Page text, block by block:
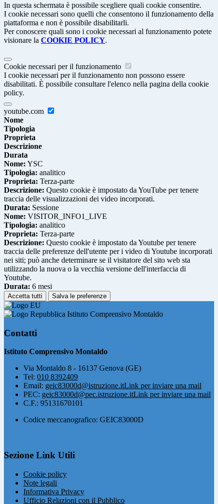
In questa schermata è possibile scegliere quali cookie consentire.
I cookie necessari sono quelli che consentono il funzionamento della
piattaforma e non è possibile disabilitarli.
Per conoscere quali sono i cookie necessari al funzionamento potete
visionare la COOKIE POLICY.
Cookie necessari per il funzionamento
I cookie necessari per il funzionamento non possono essere
disabilitati. È possibile consultare l'elenco nella pagina della cookie
policy.
youtube.com
Nome
Tipologia
Proprieta
Descrizione
Durata
Nome: YSC
Tipologia: analitico
Proprieta: Terza-parte
Descrizione: Questo cookie è impostato da YouTube per tenere
traccia delle visualizzazioni dei video incorporati.
Durata: Sessione
Nome: VISITOR_INFO1_LIVE
Tipologia: analitico
Proprieta: Terza-parte
Descrizione: Questo cookie è impostato da Youtube per tenere
traccia delle preferenze dell'utente per i video di Youtube incorporati
nei siti; può anche determinare se il visitatore del sito web sta
utilizzando la nuova o la vecchia versione dell'interfaccia di
Youtube.
Durata: 6 mesi
Accetta tutti Salva le preferenze
Istituto Comprensivo Montaldo
Contatti
Istituto Comprensivo Montaldo
Via Montaldo 8 - 16137 Genova (GE)
Tel: 010 8392409
Email: geic83000d@istruzione.itLink per inviare una mail
PEC: geic83000d@pec.istruzione.itLink per inviare una mail
C.F.: 95131670101
Codice meccanografico: GEIC83000D
Sezione Link Utili
Cookie policy
Note legali
Informativa Privacy
Ufficio Relazioni con il Pubblico